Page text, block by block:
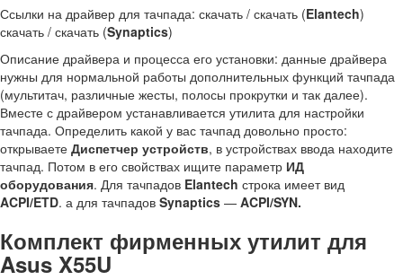
Ссылки на драйвер для тачпада: скачать / скачать (Elantech)
скачать / скачать (Synaptics)
Описание драйвера и процесса его установки: данные драйвера
нужны для нормальной работы дополнительных функций тачпада
(мультитач, различные жесты, полосы прокрутки и так далее).
Вместе с драйвером устанавливается утилита для настройки
тачпада. Определить какой у вас тачпад довольно просто:
открываете Диспетчер устройств, в устройствах ввода находите
тачпад. Потом в его свойствах ищите параметр ИД
оборудования. Для тачпадов Elantech строка имеет вид
ACPI/ETD. а для тачпадов Synaptics — ACPI/SYN.
Комплект фирменных утилит для
Asus X55U